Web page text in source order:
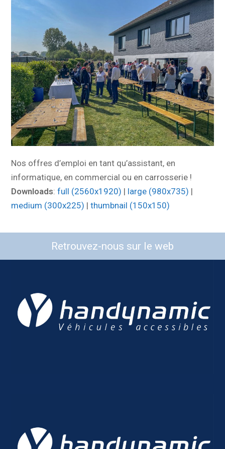
Nos offres d’emploi en tant qu’assistant, en
informatique, en commercial ou en carrosserie !
Downloads:full (2560x1920) | large (980x735) |
medium (300x225) |thumbnail (150x150)
Retrouvez-nous sur le web